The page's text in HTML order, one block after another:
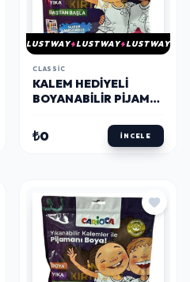
LUSTWAY LUSTWAY LUSTWAY
CLASSIC
KALEM HEDIYELI
BOYANABILIR PIJAMA
₺0 İNCELE